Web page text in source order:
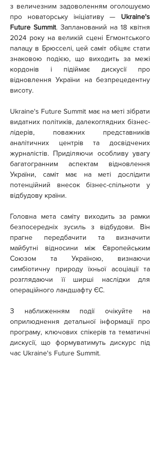
з величезним задоволенням оголошуємо
про новаторську ініціативу — Ukraine's
Future Summit. Запланований на 18 квітня
2024 року на великій сцені Егмонтського
палацу в Брюсселі, цей саміт обіцяє стати
знаковою подією, що виходить за межі
кордонів і підіймає дискусії про
відновлення України на безпрецедентну
висоту.
Ukraine's Future Summit має на меті зібрати
видатних політиків, далекоглядних бізнес-
лідерів, поважних представників
аналітичних центрів та досвідчених
журналістів. Приділяючи особливу увагу
багатогранним аспектам відновлення
України, саміт має на меті дослідити
потенційний внесок бізнес-спільноти у
відбудову країни.
Головна мета саміту виходить за рамки
безпосередніх зусиль з відбудови. Він
прагне передбачити та визначити
майбутні відносини між Європейським
Союзом та Україною, визнаючи
симбіотичну природу їхньої асоціації та
розглядаючи її ширші наслідки для
операційного ландшафту ЄС.
З наближенням події очікуйте на
оприлюднення детальної інформації про
програму, ключових спікерів та тематичні
дискусії, що формуватимуть дискурс під
час Ukraine's Future Summit.